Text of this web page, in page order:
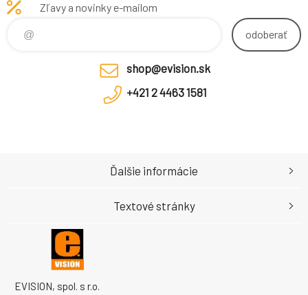
podla používaného systému
vášnivý plavec, naše ho
Zľavy a novinky e-mailom
odoberať
shop@evision.sk
+421 2 4463 1581
EVISION, spol. s r.o.
Ďalšie informácie
Textové stránky